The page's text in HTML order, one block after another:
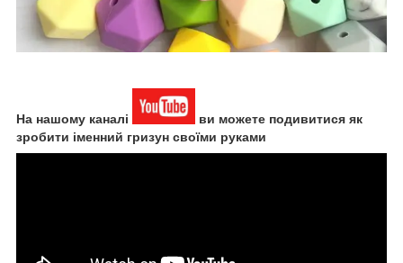
На нашому каналі
ви можете подивитися як
зробити іменний гризун своїми руками